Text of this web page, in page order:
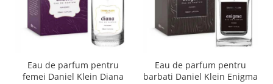
Eau de parfum pentru
femei Daniel Klein Diana
Eau de parfum pentru
barbati Daniel Klein Enigma